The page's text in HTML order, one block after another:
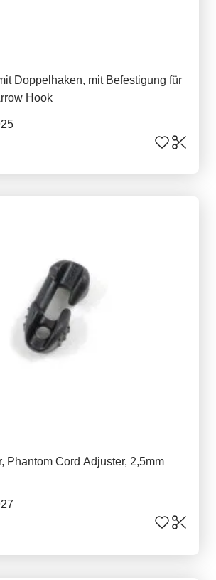
Doppelhaken, mit Befestigung für
Hook
Phantom Cord Adjuster, 2,5mm